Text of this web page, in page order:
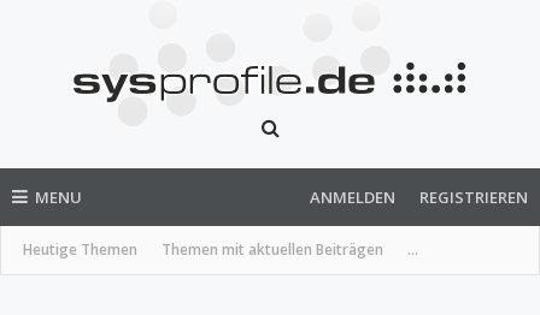
MENU
Heutige Themen Themen mit aktuellen Beiträgen ...
ANMELDEN REGISTRIEREN